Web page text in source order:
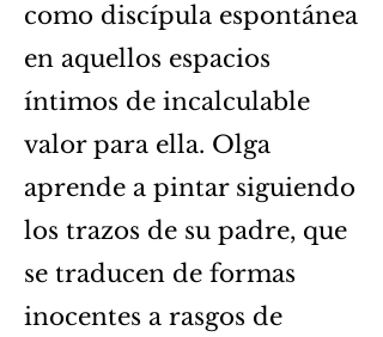
como discípula espontánea
en aquellos espacios
íntimos de incalculable
valor para ella. Olga
aprende a pintar siguiendo
los trazos de su padre, que
se traducen de formas
inocentes a rasgos de